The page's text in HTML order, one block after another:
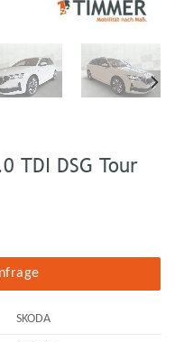
TDI DSG Tour
SKODA